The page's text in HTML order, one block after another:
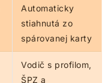
Automaticky
stiahnutá zo
spárovanej karty
Vodič s profilom,
ŠPZ a